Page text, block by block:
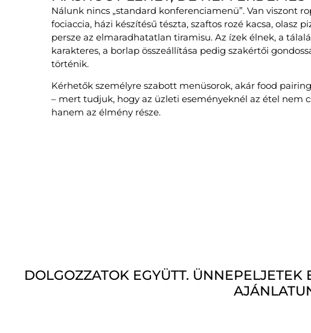
Nálunk nincs „standard konferenciamenü”. Van viszont
fociaccia, házi készítésű tészta, szaftos rozé kacsa, olasz
persze az elmaradhatatlan tiramisu. Az ízek élnek, a
karakteres, a borlap összeállítása pedig szakértői
történik.
Kérhetők személyre szabott menüsorok, akár food
– mert tudjuk, hogy az üzleti eseményeknél az étel nem
hanem az élmény része.
DOLGOZZATOK EGYÜTT.